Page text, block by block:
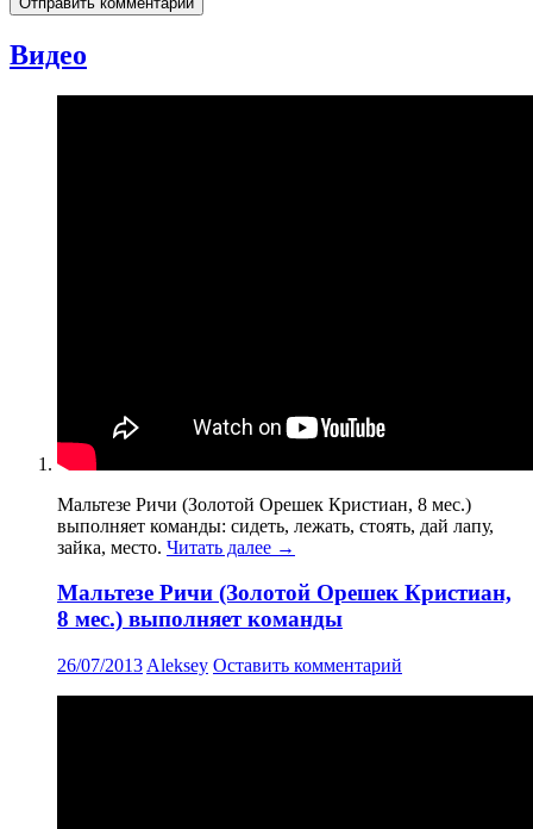
Видео
Мальтезе Ричи (Золотой Орешек Кристиан, 8 мес.)
выполняет команды: сидеть, лежать, стоять, дай лапу,
зайка, место. Читать далее →
Мальтезе Ричи (Золотой Орешек Кристиан,
8 мес.) выполняет команды
26/07/2013 Aleksey Оставить комментарий